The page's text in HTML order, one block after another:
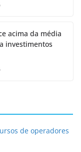
acima da média
investimentos
de operadores